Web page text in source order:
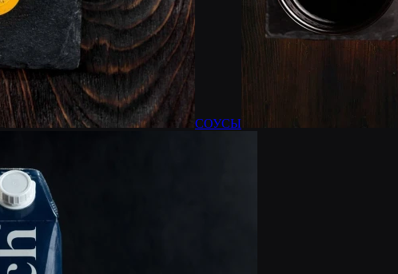
СОУСЫ